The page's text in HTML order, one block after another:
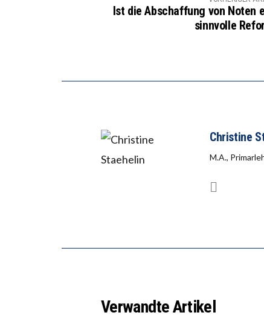
Ist die Abschaffung von Noten
sinnvolle
Christine
M.A.,
Verwandte Artikel